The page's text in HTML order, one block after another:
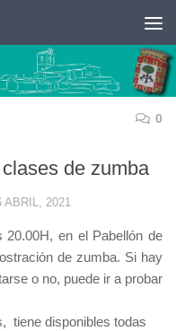
0
de zumba
ABRIL, 2021
en el Pabellón de
de zumba. Si hay
o no, puede ir a probar
tiene disponibles todas